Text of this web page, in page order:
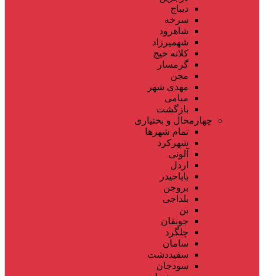
دیباج
سرخه
شاهرود
شهمیرزاد
کلاته خیج
گرمسار
مجن
مهدی شهر
میامی
بازگشت
چهارمحال و بختیاری
تمام شهر‌ها
شهرکرد
آلونی
اردل
باباحیدر
بروجن
بلداجی
بن
جونقان
چلگرد
سامان
سفیددشت
سودجان